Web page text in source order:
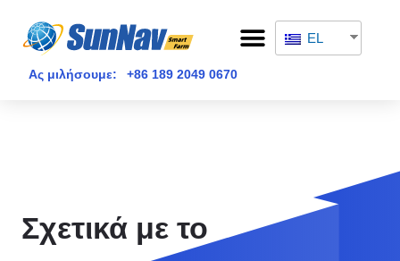
περιεχόμενο
Μενού
EL
Ας μιλήσουμε: +86 189 2049 0670
Σχετικά με το